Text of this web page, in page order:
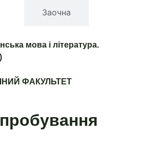
Заочна
мова і література.
ФАКУЛЬТЕТ